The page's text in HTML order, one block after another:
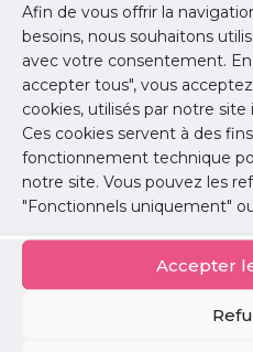
Afin de vous offrir la
besoins, nous souhaitons
avec votre consentement.
accepter tous", vous
cookies, utilisés par notre
Ces cookies servent à des
fonctionnement technique
notre site. Vous pouvez les
"Fonctionnels uniquement"
Accepter
[wppb-register
redirect_url="https://
anatomopathologie/"]